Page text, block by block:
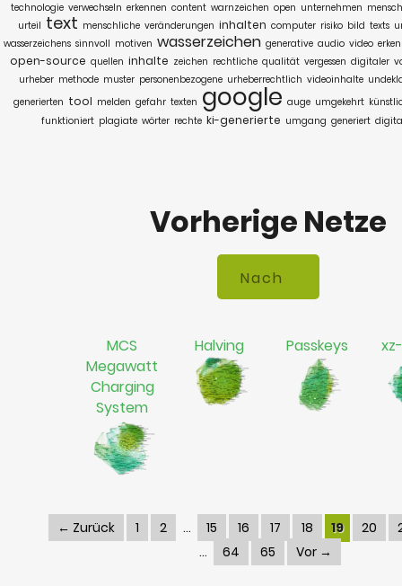
technologie verwechseln erkennen content warnzeichen open unternehmen
urteil text menschliche veränderungen inhalten computer risiko bild texts
wasserzeichens sinnvoll motiven wasserzeichen generative audio video
open-source quellen inhalte zeichen rechtliche qualität vergessen digitaler
urheber methode muster personenbezogene urheberrechtlich videoinhalte
generierten tool melden gefahr texten google auge umgekehrt
funktioniert plagiate wörter rechte ki-generierte umgang generiert
Vorherige Netze
MCS
Megawatt
Charging
System
Halving Passkeys
← Zurück 1 2 15 16 17 18 19 20
64
65 Vor →